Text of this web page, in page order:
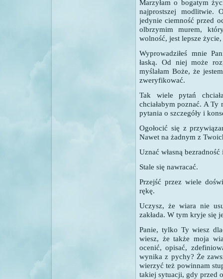
Marzyłam o bogatym
najprostszej modlitwie.
jedynie ciemność przed
olbrzymim murem,
wolność, jest lepsze
Wyprowadziłeś mnie
łaską. Od niej może
myślałam Boże, że
zweryfikować.
Tak wiele pytań
chciałabym poznać. A
pytania o szczegóły i
Ogołocić się z
Nawet na żadnym z
Uznać własną
Stale się nawracać.
Przejść przez wiele
rękę.
Uczysz, że wiara nie
zakłada. W tym kryje się
Panie, tylko Ty wiesz
wiesz, że także moja
ocenić, opisać,
wynika z pychy? Że
wierzyć też powinnam
takiej sytuacji, gdy przed